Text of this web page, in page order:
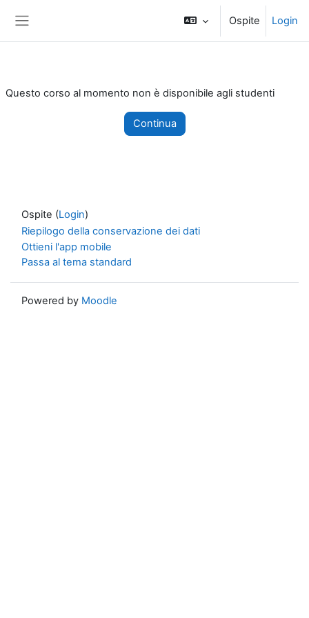
Ospite Login
Questo corso al momento non è disponibile agli studenti
Continua
Ospite (Login)
Riepilogo della conservazione dei dati
Ottieni l'app mobile
Passa al tema standard
Powered by Moodle